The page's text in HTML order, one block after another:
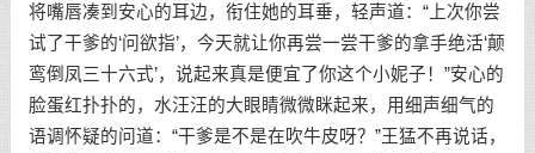
将嘴唇凑到安心的耳边，衔住她的耳垂，轻声道：“上次你尝
试了干爹的‘问欲指’，今天就让你再尝一尝干爹的拿手绝活‘颠
鸾倒凤三十六式’，说起来真是便宜了你这个小妮子！”安心的
脸蛋红扑扑的，水汪汪的大眼睛微微眯起来，用细声细气的
语调怀疑的问道：“干爹是不是在吹牛皮呀？”王猛不再说话，